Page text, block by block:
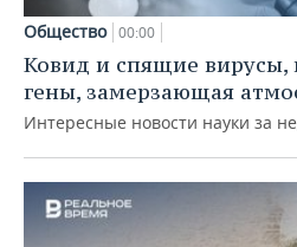
Общество 00:00
Ковид и спящие вирусы,
гены, замерзающая
Интересные новости науки за